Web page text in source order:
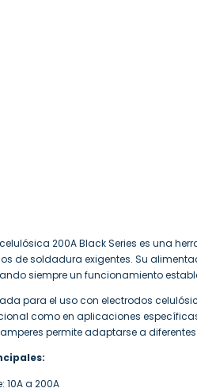
200A Black Series es una
de soldadura exigentes. Su
siempre un funcionamiento
para el uso con electrodos
como en aplicaciones
permite adaptarse a
10A a 200A